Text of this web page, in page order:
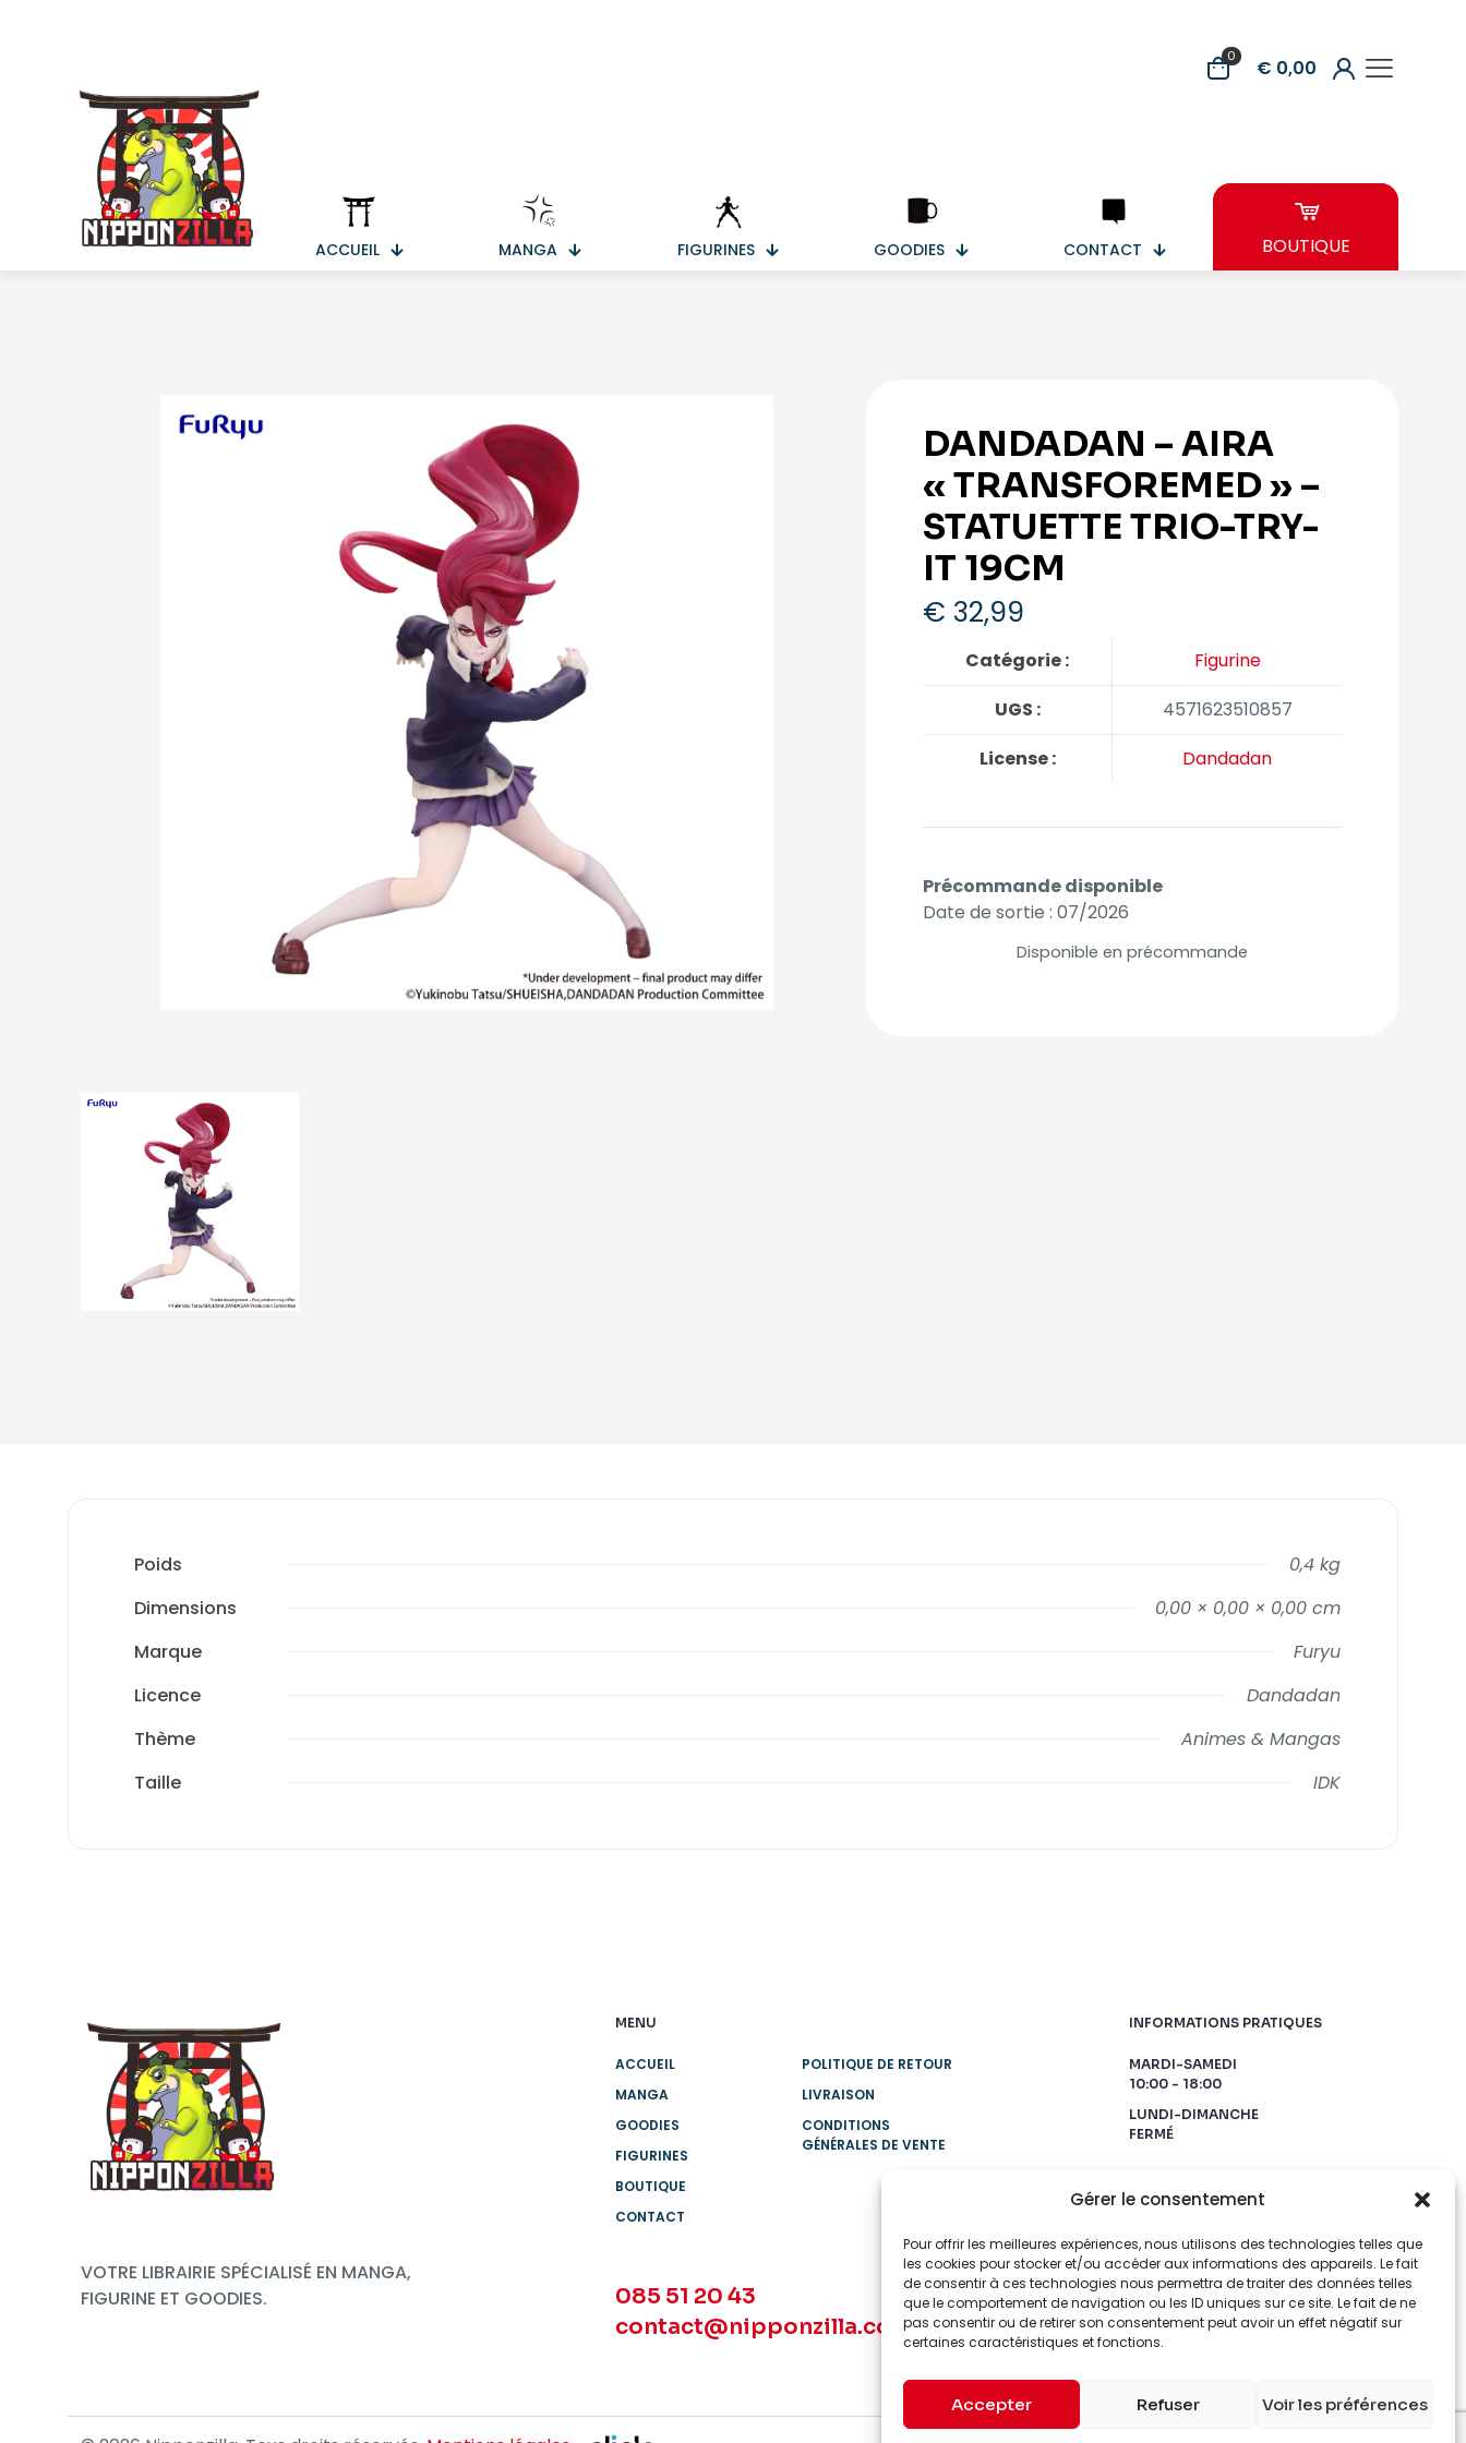
Gérer le consentement
Pour offrir les meilleures expériences, nous utilisons des technologies telles que
les cookies pour stocker et/ou accéder aux informations des appareils. Le fait
de consentir à ces technologies nous permettra de traiter des données telles
que le comportement de navigation ou les ID uniques sur ce site. Le fait de ne
pas consentir ou de retirer son consentement peut avoir un effet négatif sur
certaines caractéristiques et fonctions.
Accepter Refuser Voir les préférences
0 € 0,00
ACCUEIL MANGA FIGURINES GOODIES CONTACT BOUTIQUE
DANDADAN – AIRA
« TRANSFOREMED » –
STATUETTE TRIO-TRY-
IT 19CM
€ 32,99
Catégorie :
Figurine
UGS :
4571623510857
License :
Dandadan
Précommande disponible
Date de sortie : 07/2026
Disponible en précommande
Poids
0,4 kg
Dimensions
0,00 × 0,00 × 0,00 cm
Marque
Furyu
Licence
Dandadan
Thème
Animes & Mangas
Taille
IDK
VOTRE LIBRAIRIE SPÉCIALISÉ EN MANGA,
FIGURINE ET GOODIES.
MENU
ACCUEIL
MANGA
GOODIES
FIGURINES
BOUTIQUE
CONTACT
POLITIQUE DE RETOUR
LIVRAISON
CONDITIONS
GÉNÉRALES DE VENTE
085 51 20 43
contact@nipponzilla.com
INFORMATIONS PRATIQUES
MARDI-SAMEDI
10:00 - 18:00
LUNDI-DIMANCHE
FERMÉ